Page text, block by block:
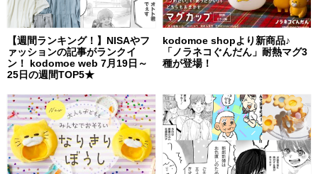
【週間ランキング！】NISAやフ
ァッションの記事がランクイ
ン！ kodomoe web 7月19日～
25日の週間TOP5★
kodomoe shopより新商品♪
「ノラネコぐんだん」耐熱マグ3
種が登場！